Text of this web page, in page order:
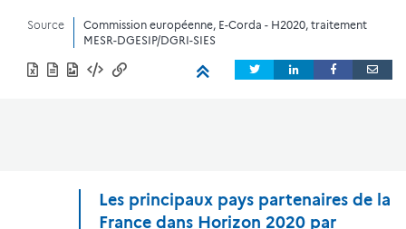
Source
Commission européenne, E-Corda - H2020, traitement
MESR-DGESIP/DGRI-SIES
Les principaux pays partenaires de la
France dans Horizon 2020 par